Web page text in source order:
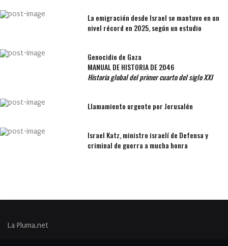
La emigración desde Israel se mantuvo en un
nivel récord en 2025, según un estudio
Genocidio de Gaza
MANUAL DE HISTORIA DE 2046
Historia global del primer cuarto del siglo XXI
Llamamiento urgente por Jerusalén
Israel Katz, ministro israelí de Defensa y
criminal de guerra a mucha honra
La Pluma.net